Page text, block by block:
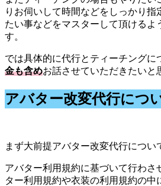
りお伺いして時間などをしっかり指
たい事などをマスターして頂けるよ
す。
では具体的に代行とティーチングに
金も含めお話させていただきたいと
アバター改変代行につ
まず大前提アバター改変代行につい
アバター利用規約に基づいて行わさ
ター利用規約や衣装の利用規約の中